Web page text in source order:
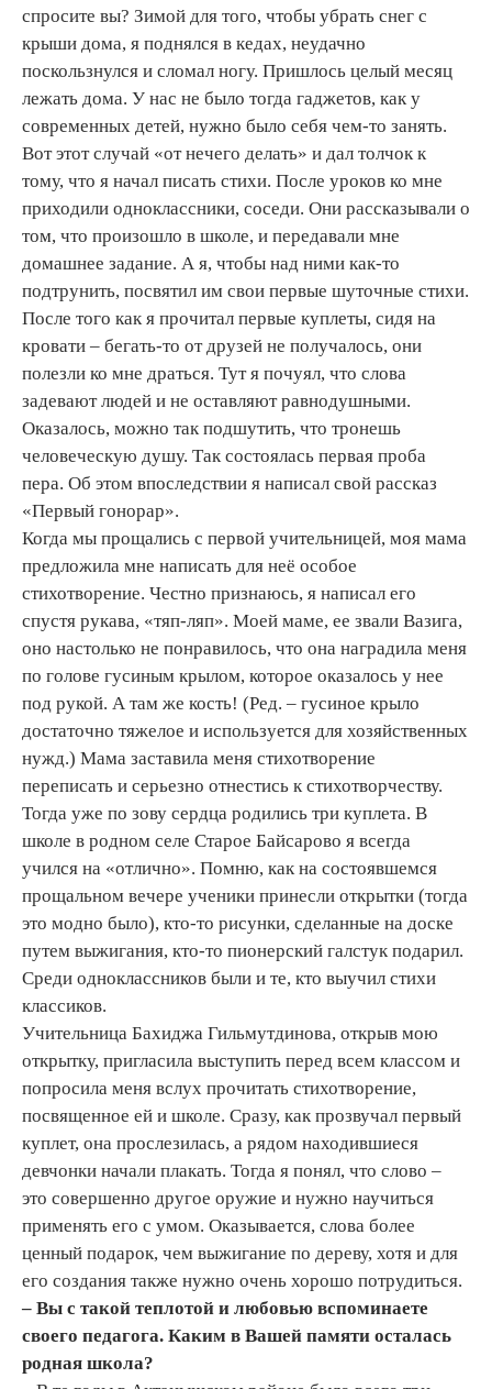
спросите вы? Зимой для того, чтобы убрать снег с
крыши дома, я поднялся в кедах, неудачно
поскользнулся и сломал ногу. Пришлось целый месяц
лежать дома. У нас не было тогда гаджетов, как у
современных детей, нужно было себя чем-то занять.
Вот этот случай «от нечего делать» и дал толчок к
тому, что я начал писать стихи. После уроков ко мне
приходили одноклассники, соседи. Они рассказывали о
том, что произошло в школе, и передавали мне
домашнее задание. А я, чтобы над ними как-то
подтрунить, посвятил им свои первые шуточные стихи.
После того как я прочитал первые куплеты, сидя на
кровати – бегать-то от друзей не получалось, они
полезли ко мне драться. Тут я почуял, что слова
задевают людей и не оставляют равнодушными.
Оказалось, можно так подшутить, что тронешь
человеческую душу. Так состоялась первая проба
пера. Об этом впоследствии я написал свой рассказ
«Первый гонорар».
Когда мы прощались с первой учительницей, моя мама
предложила мне написать для неё особое
стихотворение. Честно признаюсь, я написал его
спустя рукава, «тяп-ляп». Моей маме, ее звали Вазига,
оно настолько не понравилось, что она наградила меня
по голове гусиным крылом, которое оказалось у нее
под рукой. А там же кость! (Ред. – гусиное крыло
достаточно тяжелое и используется для хозяйственных
нужд.) Мама заставила меня стихотворение
переписать и серьезно отнестись к стихотворчеству.
Тогда уже по зову сердца родились три куплета. В
школе в родном селе Старое Байсарово я всегда
учился на «отлично». Помню, как на состоявшемся
прощальном вечере ученики принесли открытки (тогда
это модно было), кто-то рисунки, сделанные на доске
путем выжигания, кто-то пионерский галстук подарил.
Среди одноклассников были и те, кто выучил стихи
классиков.
Учительница Бахиджа Гильмутдинова, открыв мою
открытку, пригласила выступить перед всем классом и
попросила меня вслух прочитать стихотворение,
посвященное ей и школе. Сразу, как прозвучал первый
куплет, она прослезилась, а рядом находившиеся
девчонки начали плакать. Тогда я понял, что слово –
это совершенно другое оружие и нужно научиться
применять его с умом. Оказывается, слова более
ценный подарок, чем выжигание по дереву, хотя и для
его создания также нужно очень хорошо потрудиться.
– Вы с такой теплотой и любовью вспоминаете
своего педагога. Каким в Вашей памяти осталась
родная школа?